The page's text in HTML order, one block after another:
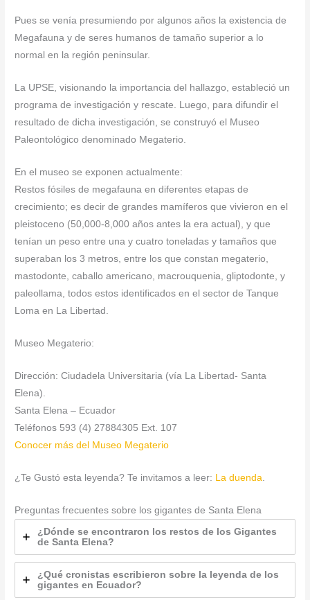
Pues se venía presumiendo por algunos años la existencia de
Megafauna y de seres humanos de tamaño superior a lo
normal en la región peninsular.
La UPSE, visionando la importancia del hallazgo, estableció un
programa de investigación y rescate. Luego, para difundir el
resultado de dicha investigación, se construyó el Museo
Paleontológico denominado Megaterio.
En el museo se exponen actualmente:
Restos fósiles de megafauna en diferentes etapas de
crecimiento; es decir de grandes mamíferos que vivieron en el
pleistoceno (50,000-8,000 años antes la era actual), y que
tenían un peso entre una y cuatro toneladas y tamaños que
superaban los 3 metros, entre los que constan megaterio,
mastodonte, caballo americano, macrouquenia, gliptodonte, y
paleollama, todos estos identificados en el sector de Tanque
Loma en La Libertad.
Museo Megaterio:
Dirección: Ciudadela Universitaria (vía La Libertad- Santa
Elena).
Santa Elena – Ecuador
Teléfonos 593 (4) 27884305 Ext. 107
Conocer más del Museo Megaterio
¿Te Gustó esta leyenda? Te invitamos a leer: La duenda
Preguntas frecuentes sobre los gigantes de Santa Elena
¿Dónde se encontraron los restos de los Gigantes
de Santa Elena?
¿Qué cronistas escribieron sobre la leyenda de los
gigantes en Ecuador?